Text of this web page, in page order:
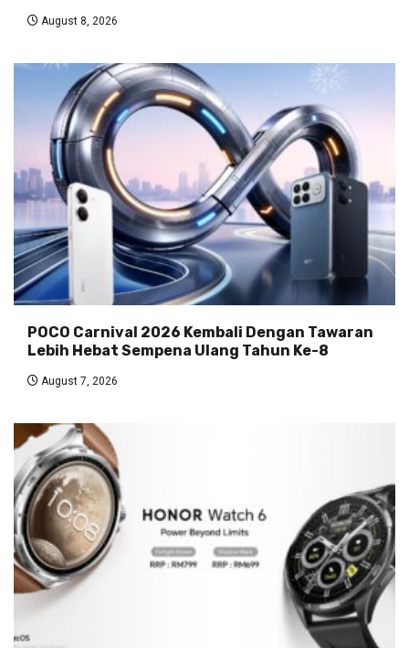
August 8, 2026
POCO Carnival 2026 Kembali Dengan Tawaran
Lebih Hebat Sempena Ulang Tahun Ke-8
August 7, 2026